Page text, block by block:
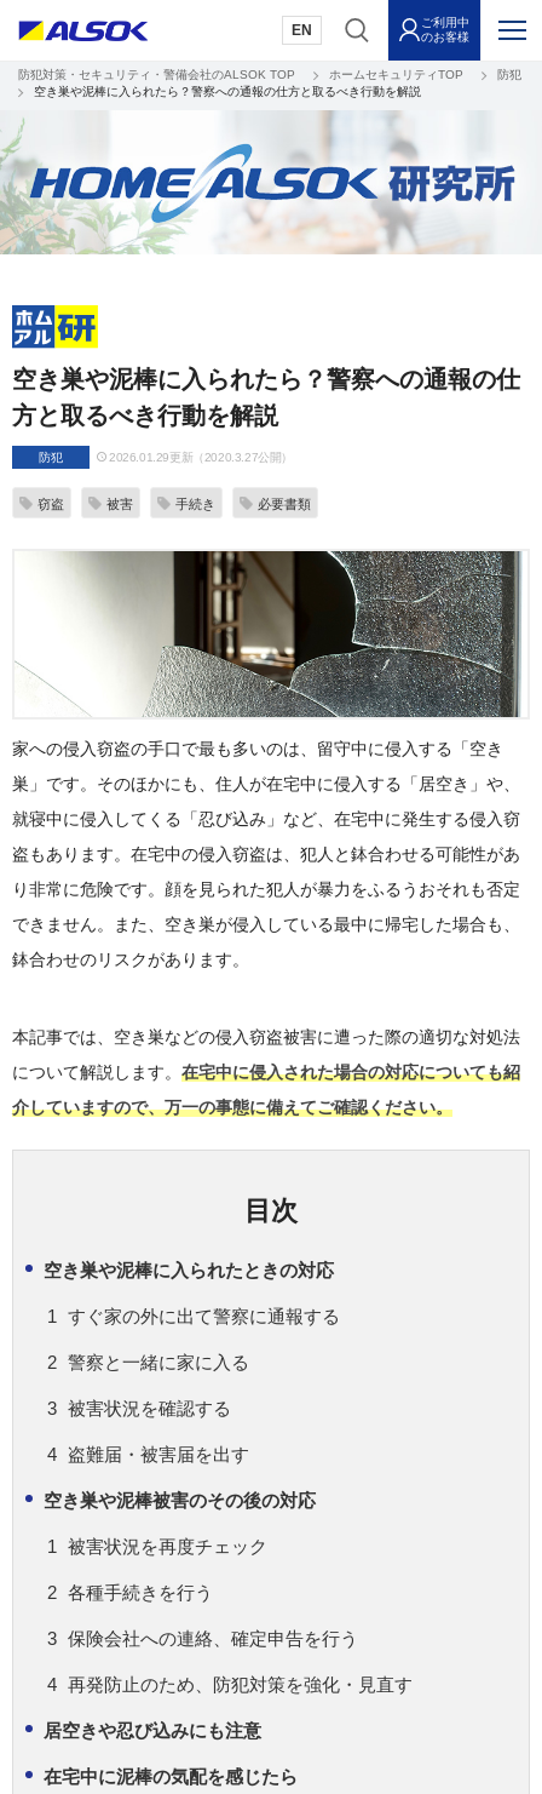
EN
ご利用中
のお客様
防犯対策・セキュリティ・警備会社のALSOK TOP ホームセキュリティTOP
防犯
空き巣や泥棒に入られたら？警察への通報の仕方と取るべき行動を解説
空き巣や泥棒に入られたら？警察への通報の仕
方と取るべき行動を解説
防犯 2026.01.29更新（2020.3.27公開）
窃盗 被害 手続き 必要書類
家への侵入窃盗の手口で最も多いのは、留守中に侵入する「空き
巣」です。そのほかにも、住人が在宅中に侵入する「居空き」や、
就寝中に侵入してくる「忍び込み」など、在宅中に発生する侵入窃
盗もあります。在宅中の侵入窃盗は、犯人と鉢合わせる可能性があ
り非常に危険です。顔を見られた犯人が暴力をふるうおそれも否定
できません。また、空き巣が侵入している最中に帰宅した場合も、
鉢合わせのリスクがあります。
本記事では、空き巣などの侵入窃盗被害に遭った際の適切な対処法
について解説します。 在宅中に侵入された場合の対応についても紹
介していますので、万一の事態に備えてご確認ください。
目次
空き巣や泥棒に入られたときの対応
すぐ家の外に出て警察に通報する
警察と一緒に家に入る
被害状況を確認する
盗難届・被害届を出す
空き巣や泥棒被害のその後の対応
被害状況を再度チェック
各種手続きを行う
保険会社への連絡、確定申告を行う
再発防止のため、防犯対策を強化・見直す
居空きや忍び込みにも注意
在宅中に泥棒の気配を感じたら